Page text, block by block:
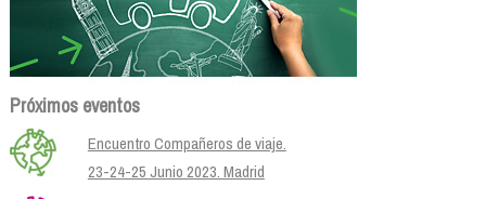
Próximos eventos
Encuentro Compañeros de viaje.
23-24-25 Junio 2023. Madrid